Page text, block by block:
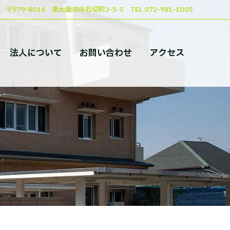
〒579-8014 東大阪市中石切町2-5-5 TEL 072-981-1005
法人について お問い合わせ アクセス